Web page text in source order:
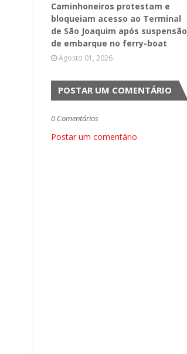
Caminhoneiros protestam e
bloqueiam acesso ao Terminal
de São Joaquim após suspensão
de embarque no ferry-boat
Agosto 01, 2026
POSTAR UM COMENTÁRIO
0 Comentários
Postar um comentário